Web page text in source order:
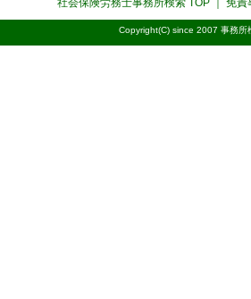
社会保険労務士事務所検索TOP ｜ 免責
Copyright(C) since 2007 事務所